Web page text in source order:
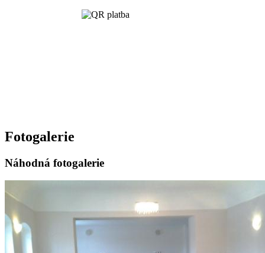
Fotogalerie
Náhodná fotogalerie